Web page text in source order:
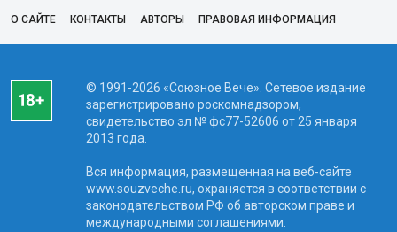
О САЙТЕ КОНТАКТЫ АВТОРЫ ПРАВОВАЯ ИНФОРМАЦИЯ
© 1991-2026 «Союзное Вече». Сетевое издание
зарегистрировано роскомнадзором,
свидетельство эл № фc77-52606 от 25 января
2013 года.
Вся информация, размещенная на веб-сайте
www.souzveche.ru, охраняется в соответствии с
законодательством РФ об авторском праве и
международными соглашениями.